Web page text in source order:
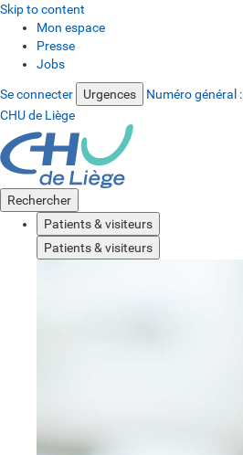
Skip to content
Mon espace
Presse
Jobs
Se connecter Urgences Numéro général :
CHU de Liège
Rechercher
Patients & visiteurs
Patients & visiteurs